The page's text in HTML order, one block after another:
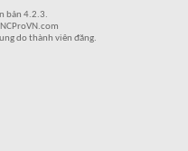
bản 4.2.3.
do thành viên đăng.